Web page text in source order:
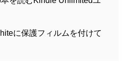
に保護フィルムを付けて